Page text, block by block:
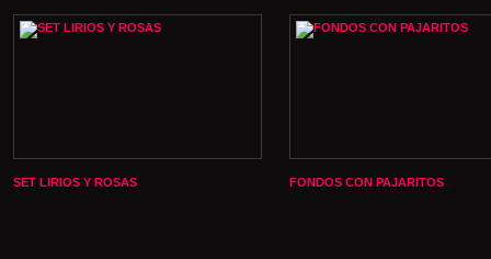
SET LIRIOS Y ROSAS FONDOS CON PAJARITOS